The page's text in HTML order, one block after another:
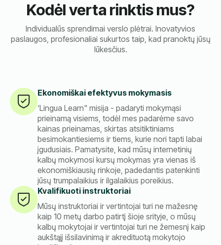
Kodėl verta rinktis mus?
Individualūs sprendimai verslo plėtrai. Inovatyvios
paslaugos, profesionaliai sukurtos taip, kad pranoktų jūsų
lūkesčius.
Ekonomiškai efektyvus mokymasis
‘Lingua Learn" misija - padaryti mokymąsi
prieinamą visiems, todėl mes padarėme savo
kainas prieinamas, skirtas atsitiktiniams
besimokantiesiems ir tiems, kurie nori tapti labai
įgudusiais. Pamatysite, kad mūsų internetinių
kalbų mokymosi kursų mokymas yra vienas iš
ekonomiškiausių rinkoje, padedantis patenkinti
jūsų trumpalaikius ir ilgalaikius poreikius.
Kvalifikuoti instruktoriai
Mūsų instruktoriai ir vertintojai turi ne mažesnę
kaip 10 metų darbo patirtį šioje srityje, o mūsų
kalbų mokytojai ir vertintojai turi ne žemesnį kaip
aukštąjį išsilavinimą ir akredituotą mokytojo